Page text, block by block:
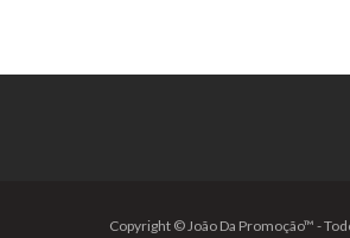
Copyright © João Da Promoção™ -